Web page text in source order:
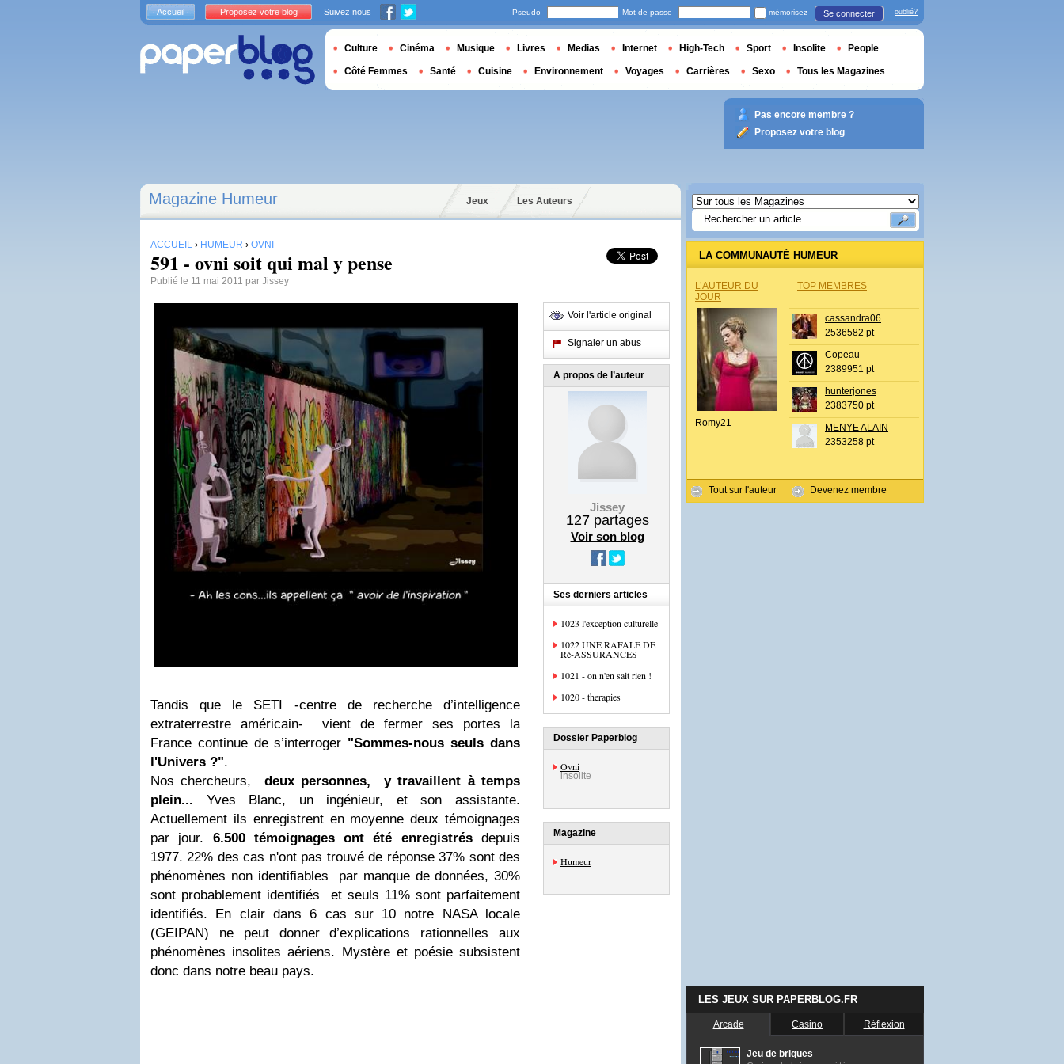
Magazine Humeur Jeux Les Auteurs
ACCUEIL › HUMEUR › OVNI
591 - ovni soit qui mal y pense
Publié le 11 mai 2011 par Jissey
Tandis que le SETI -centre de recherche d’intelligence
extraterrestre américain- vient de fermer ses portes la
France continue de s’interroger "Sommes-nous seuls dans
l'Univers ?".
Nos chercheurs, deux personnes, y travaillent à temps
plein... Yves Blanc, un ingénieur, et son assistante.
Actuellement ils enregistrent en moyenne deux témoignages
par jour. 6.500 témoignages ont été enregistrésdepuis
1977. 22% des cas n'ont pas trouvé de réponse 37% sont des
phénomènes non identifiables par manque de données, 30%
sont probablement identifiés et seuls 11% sont parfaitement
identifiés. En clair dans 6 cas sur 10 notre NASA locale
(GEIPAN) ne peut donner d’explications rationnelles aux
phénomènes insolites aériens. Mystère et poésie subsistent
donc dans notre beau pays.
Voir l'article original
Signaler un abus
A propos de l’auteur
Jissey
127partages
Voir son blog
Ses derniers articles
1023 l'exception culturelle
1022 UNE RAFALE DE
Ré-ASSURANCES
1021 - on n'en sait rien !
1020 - therapies
Dossier Paperblog
Ovni
insolite
Magazine
Humeur
LA COMMUNAUTÉ HUMEUR
L’AUTEUR DU
JOUR
Romy21
Tout sur l'auteur
TOP MEMBRES
cassandra06
2536582 pt
Copeau
2389951 pt
hunterjones
2383750 pt
MENYE ALAIN
2353258 pt
Devenez membre
LES JEUX SUR PAPERBLOG.FR
Arcade Casino Réflexion
Jeu de briques
Accueil Proposez votre blog Suivez nous Pseudo Mot de passe mémorisez Se connecter oublié?
Culture Cinéma Musique Livres Medias Internet High-Tech Sport Insolite People
Côté Femmes Santé Cuisine Environnement Voyages Carrières Sexo Tous les Magazines
Pas encore membre ?
Proposez votre blog